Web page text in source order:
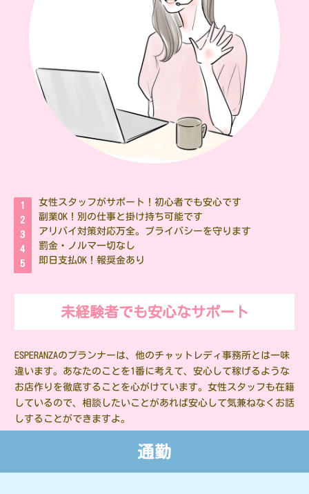
女性スタッフがサポート！初心者でも安心です
副業OK！別の仕事と掛け持ち可能です
アリバイ対策対応万全。プライバシーを守ります
罰金・ノルマ一切なし
即日支払OK！報奨金あり
未経験者でも安心なサポート
ESPERANZAのプランナーは、他のチャットレディ事務所とは一味
違います。あなたのことを1番に考えて、安心して稼げるような
お店作りを徹底することを心がけています。女性スタッフも在籍
しているので、相談したいことがあれば安心して気兼ねなくお話
しすることができますよ。
通勤